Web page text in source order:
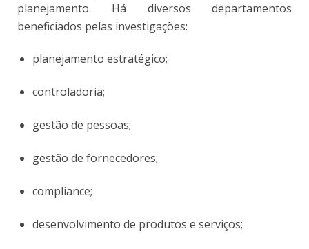
planejamento. Há diversos departamentos
beneficiados pelas investigações:
planejamento estratégico;
controladoria;
gestão de pessoas;
gestão de fornecedores;
compliance;
desenvolvimento de produtos e serviços;